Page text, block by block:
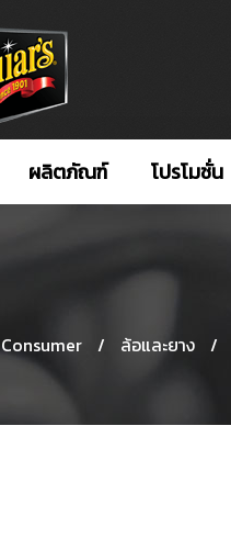
ผลิตภัณฑ์ โปรโมชั่น
Consumer / ล้อและยาง /